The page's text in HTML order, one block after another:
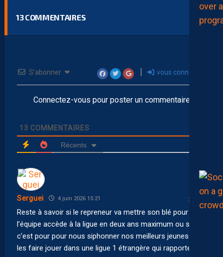
13COMMENTAIRES
S’abonner vous connecter
Connectez-vous pour poster un commentaire
13 COMMENTAIRES
Récents
Serguei 4 juin 2026 15:21
Reste à savoir si le repreneur va mettre son blé pour que
l’équipe accède à la ligue en deux ans maximum ou si
c’est pour pour nous siphonner nos meilleurs jeunes pour
les faire jouer dans une ligue 1 étrangère qui rapporte